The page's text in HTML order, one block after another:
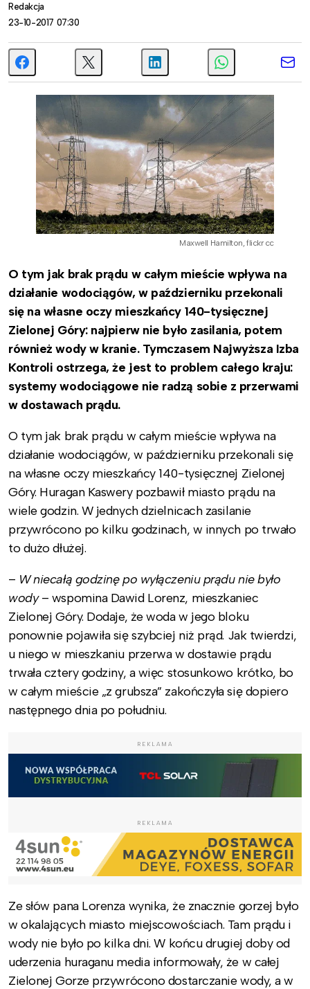
Redakcja
23-10-2017 07:30
Maxwell Hamilton, flickr cc
O tym jak brak prądu w całym mieście wpływa na
działanie wodociągów, w październiku przekonali
się na własne oczy mieszkańcy 140-tysięcznej
Zielonej Góry: najpierw nie było zasilania, potem
również wody w kranie. Tymczasem Najwyższa Izba
Kontroli ostrzega, że jest to problem całego kraju:
systemy wodociągowe nie radzą sobie z przerwami
w dostawach prądu.
O tym jak brak prądu w całym mieście wpływa na
działanie wodociągów, w październiku przekonali się
na własne oczy mieszkańcy 140-tysięcznej Zielonej
Góry. Huragan Kaswery pozbawił miasto prądu na
wiele godzin. W jednych dzielnicach zasilanie
przywrócono po kilku godzinach, w innych po trwało
to dużo dłużej.
– W niecałą godzinę po wyłączeniu prądu nie było
wody– wspomina Dawid Lorenz, mieszkaniec
Zielonej Góry. Dodaje, że woda w jego bloku
ponownie pojawiła się szybciej niż prąd. Jak twierdzi,
u niego w mieszkaniu przerwa w dostawie prądu
trwała cztery godziny, a więc stosunkowo krótko, bo
w całym mieście „z grubsza” zakończyła się dopiero
następnego dnia po południu.
REKLAMA
REKLAMA
Ze słów pana Lorenza wynika, że znacznie gorzej było
w okalających miasto miejscowościach. Tam prądu i
wody nie było po kilka dni. W końcu drugiej doby od
uderzenia huraganu media informowały, że w całej
Zielonej Gorze przywrócono dostarczanie wody, a w